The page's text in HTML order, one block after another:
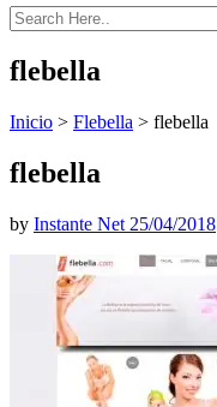
flebella
Inicio > Flebella > flebella
flebella
by Instante Net 25/04/2018